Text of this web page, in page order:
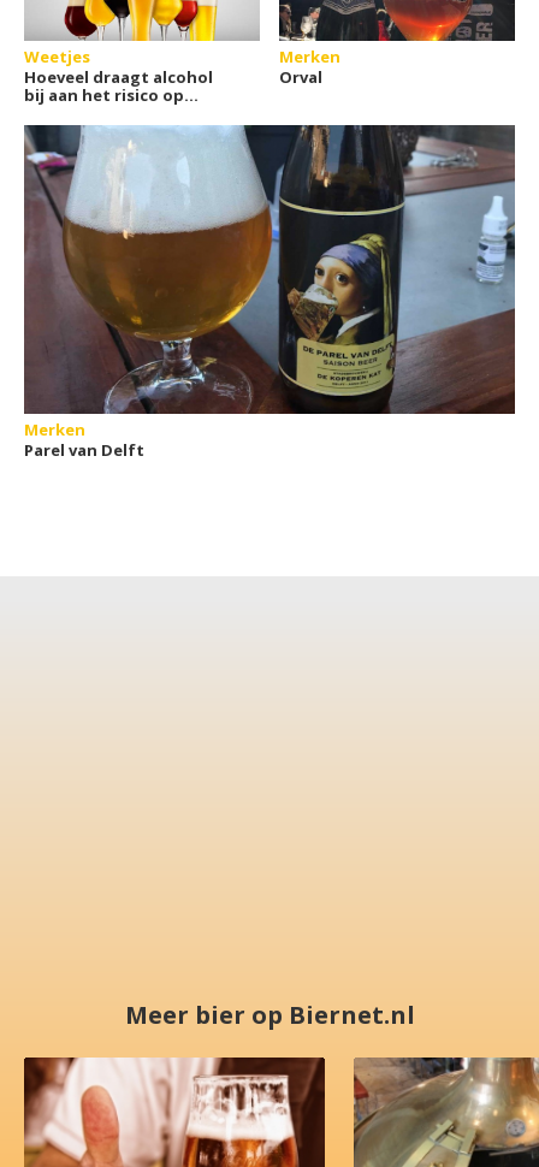
Weetjes
Hoeveel draagt alcohol
bij aan het risico op
Merken
Orval
Merken
Parel van Delft
Meer bier op Biernet.nl